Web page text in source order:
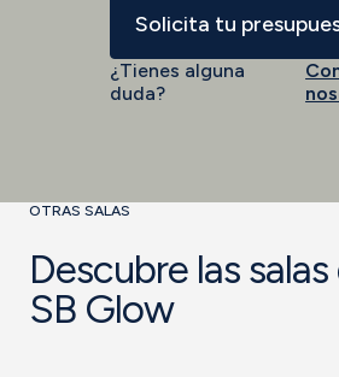
Solicita tu
¿Tienes alguna
duda?
OTRAS SALAS
Descubre las
SB Glow